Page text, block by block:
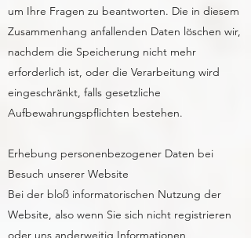
um Ihre Fragen zu beantworten. Die in diesem
Zusammenhang anfallenden Daten löschen wir,
nachdem die Speicherung nicht mehr
erforderlich ist, oder die Verarbeitung wird
eingeschränkt, falls gesetzliche
Aufbewahrungspflichten bestehen.
Erhebung personenbezogener Daten bei
Besuch unserer Website
Bei der bloß informatorischen Nutzung der
Website, also wenn Sie sich nicht registrieren
oder uns anderweitig Informationen